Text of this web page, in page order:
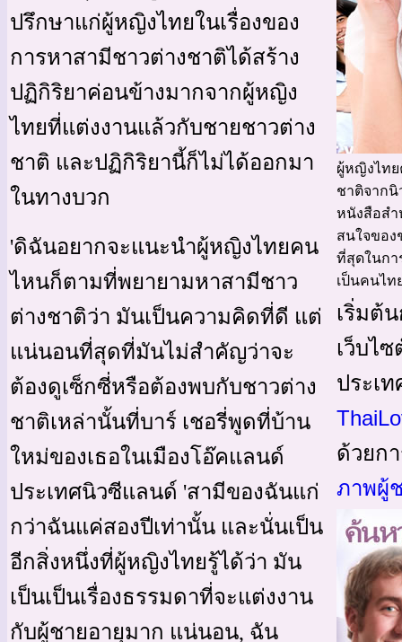
ปรึกษาแก่ผู้หญิงไทยในเรื่องของ
การหาสามีชาวต่างชาติได้สร้าง
ปฏิกิริยาค่อนข้างมากจากผู้หญิง
ไทยที่แต่งงานแล้วกับชายชาวต่าง
ชาติ และปฏิกิริยานี้ก็ไม่ได้ออกมา
ในทางบวก
'ดิฉันอยากจะแนะนำผู้หญิงไทยคน
ไหนก็ตามที่พยายามหาสามีชาว
ต่างชาติว่า มันเป็นความคิดที่ดี แต่
แน่นอนที่สุดที่มันไม่สำคัญว่าจะ
ต้องดูเซ็กซี่หรือต้องพบกับชาวต่าง
ชาติเหล่านั้นที่บาร์ เชอรี่พูดที่บ้าน
ใหม่ของเธอในเมืองโอ๊คแลนด์
ประเทศนิวซีแลนด์ 'สามีของฉันแก่
กว่าฉันแค่สองปีเท่านั้น และนั่นเป็น
อีกสิ่งหนึ่งที่ผู้หญิงไทยรู้ได้ว่า มัน
เป็นเป็นเรื่องธรรมดาที่จะแต่งงาน
กับผู้ชายอายุมาก แน่นอน, ฉัน
ผู้หญิงไทย
ชาติจาก
หนังสือสำ
สนใจของ
ที่สุดในกา
เป็นคนไท
เริ่มต้
เว็บไ
ประเ
ด้วยก
ภาพผู้